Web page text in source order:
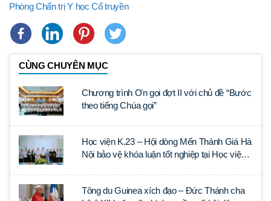
Phòng Chẩn trị Y học Cổ truyền
CÙNG CHUYÊN MỤC
Chương trình Ơn gọi đợt II với chủ đề “Bước
theo tiếng Chúa gọi”
Học viện K.23 – Hội dòng Mến Thánh Giá Hà
Nội bảo vệ khóa luận tốt nghiệp tại Học viện
Tông du Guinea xích đạo – Đức Thánh cha